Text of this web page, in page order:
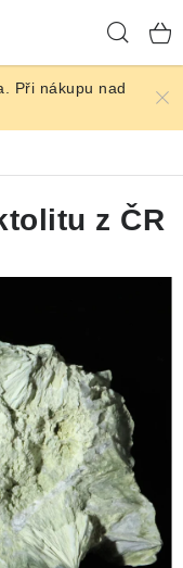
Při nákupu nad
z ČR